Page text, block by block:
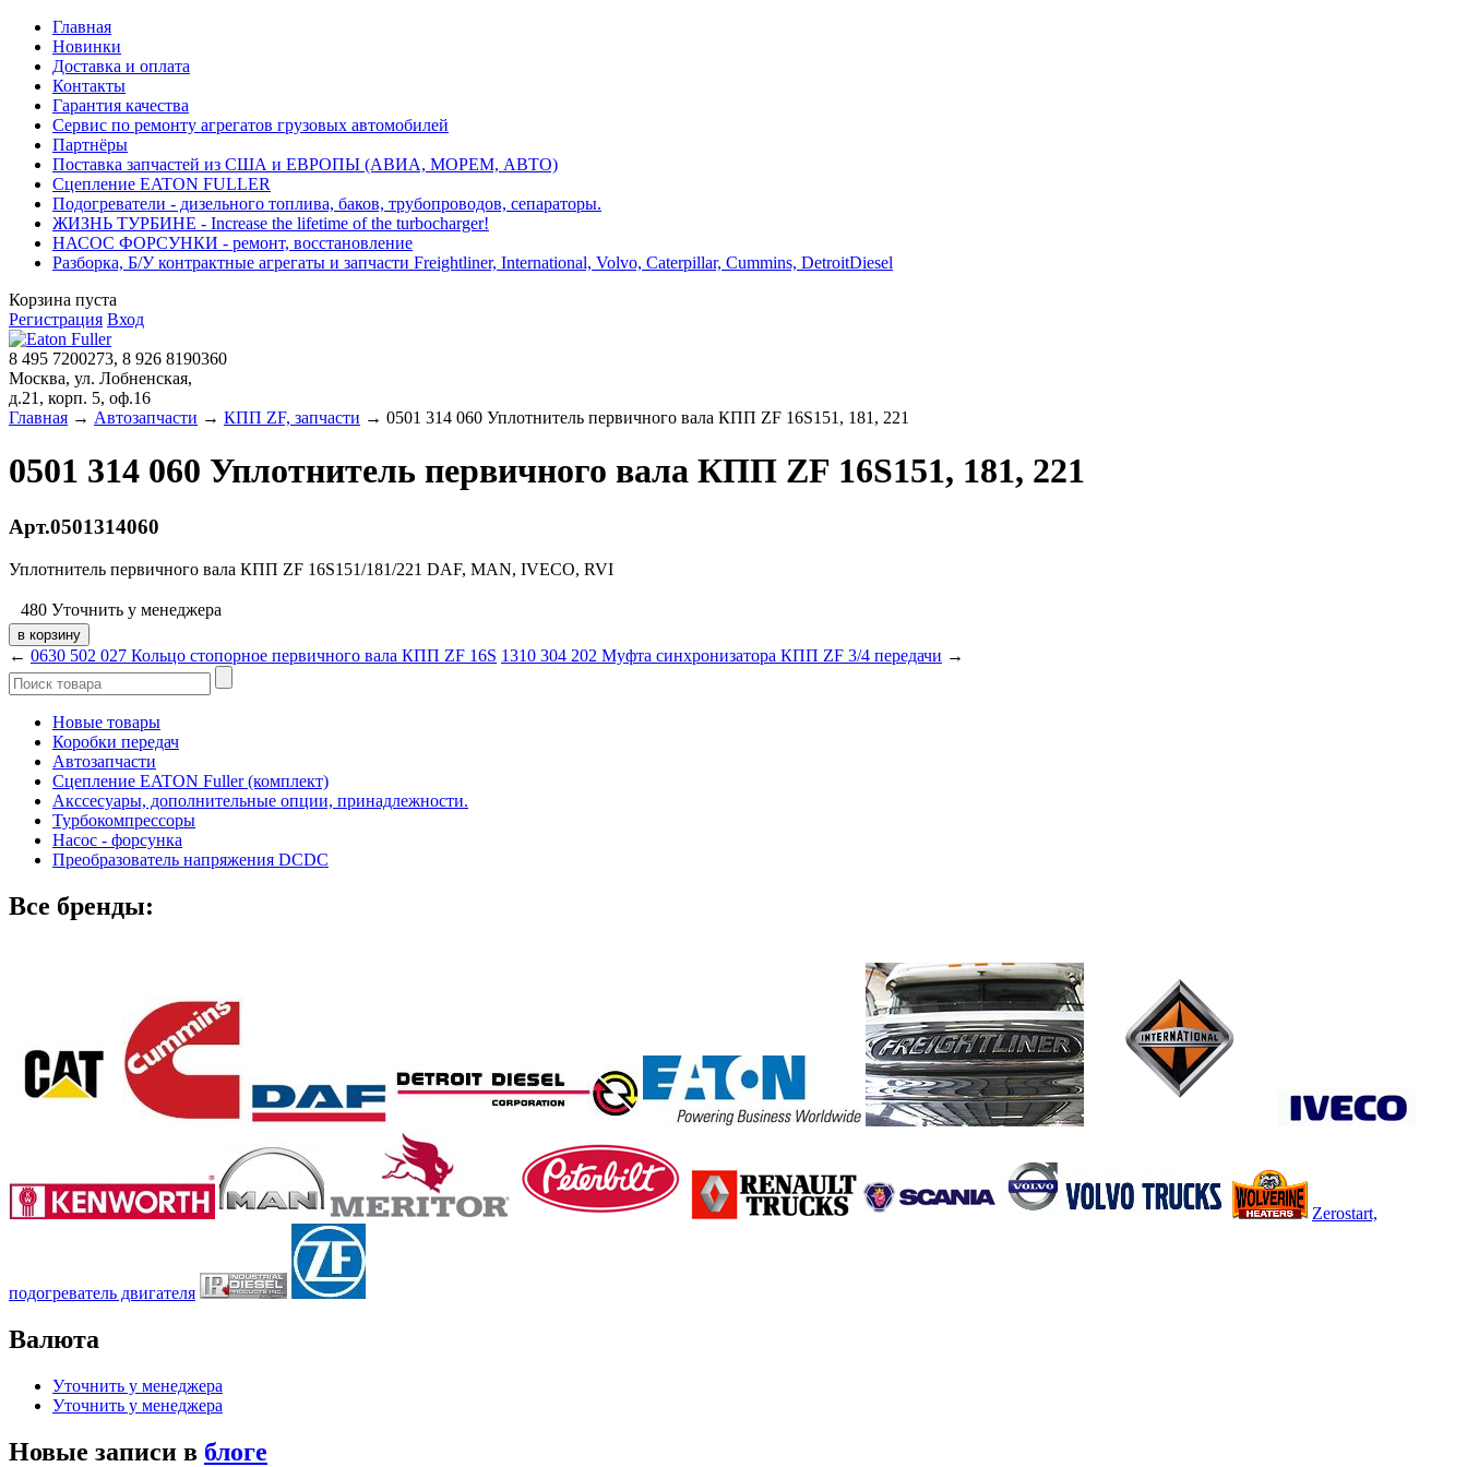
Главная
Новинки
Доставка и оплата
Контакты
Гарантия качества
Сервис по ремонту агрегатов грузовых автомобилей
Партнёры
Поставка запчастей из США и ЕВРОПЫ (АВИА, МОРЕМ, АВТО)
Сцепление EATON FULLER
Подогреватели - дизельного топлива, баков, трубопроводов, сепараторы.
ЖИЗНЬ ТУРБИНЕ - Increase the lifetime of the turbocharger!
НАСОС ФОРСУНКИ - ремонт, восстановление
Разборка, Б/У контрактные агрегаты и запчасти Freightliner, International, Volvo, Caterpillar, Cummins, DetroitDiesel
Корзина пуста
Регистрация Вход
8 495 7200273, 8 926 8190360
Москва, ул. Лобненская,
д.21, корп. 5, оф.16
Главная → Автозапчасти → КПП ZF, запчасти → 0501 314 060 Уплотнитель первичного вала КПП ZF 16S151, 181, 221
0501 314 060 Уплотнитель первичного вала КПП ZF 16S151, 181, 221
Арт.0501314060
Уплотнитель первичного вала КПП ZF 16S151/181/221 DAF, MAN, IVECO, RVI
480 Уточнить у менеджера
← 0630 502 027 Кольцо стопорное первичного вала КПП ZF 16S 1310 304 202 Муфта синхронизатора КПП ZF 3/4 передачи →
Новые товары
Коробки передач
Автозапчасти
Сцепление EATON Fuller (комплект)
Акссесуары, дополнительные опции, принадлежности.
Турбокомпрессоры
Насос - форсунка
Преобразователь напряжения DCDC
Все бренды:
Zerostart,
подогреватель двигателя
Валюта
Уточнить у менеджера
Уточнить у менеджера
Новые записи в блоге